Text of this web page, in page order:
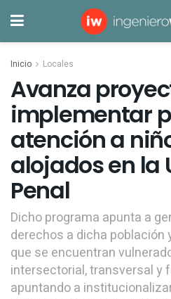
Inicio Locales
Avanza
implementar
atención a
alojados en la
Penal
Dicho programa apunta a
derechos a dicha población
que se encuentran
intersectorial, transversal y
apuntando a